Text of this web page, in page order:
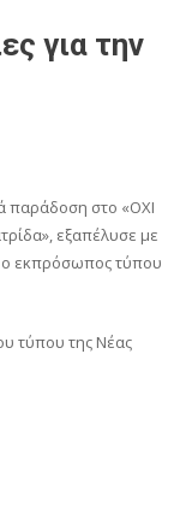
για την
παράδοση στο «ΟΧΙ
εξαπέλυσε με
εκπρόσωπος τύπου
τύπου της Νέας